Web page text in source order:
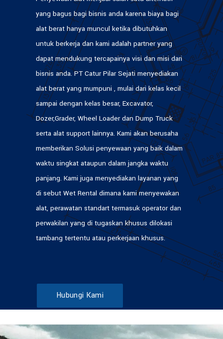
yang bagus bagi bisnis anda karena biaya bagi
alat berat hanya muncul ketika dibutuhkan
untuk berkerja dan kami adalah partner yang
dapat mendukung tercapainya visi dan misi dari
bisnis anda. PT Catur Pilar Sejati menyediakan
alat berat yang mumpuni , mulai dari kelas kecil
sampai dengan kelas besar, Excavator,
Dozer,Grader, Wheel Loader dan Dump Truck
serta alat support lainnya. Kami akan berusaha
memberikan Solusi penyewaan yang baik dalam
waktu singkat ataupun dalam jangka waktu
panjang. Kami juga menyediakan layanan yang
di sebut Wet Rental dimana kami menyewakan
alat, perawatan standart termasuk operator dan
perwakilan yang di tugaskan khusus dilokasi
tambang tertentu atau perkerjaan khusus.
Hubungi Kami